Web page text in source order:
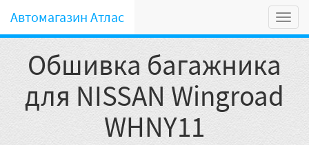
Автомагазин Атлас
Обшивка багажника
для NISSAN Wingroad
WHNY11